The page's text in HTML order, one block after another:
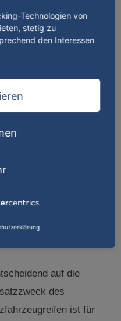
– schnell
Stukenbrock oder
auf die
des
ist für
Technologien von
stetig zu
den Interessen